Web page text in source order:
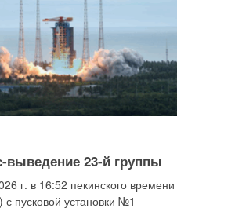
выведение 23-й группы
г. в 16:52 пекинского времени
с пусковой установки №1